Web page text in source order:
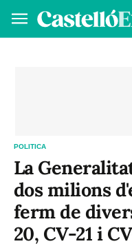
POLITICA
La
dos milions
ferm de
20, CV-21 i